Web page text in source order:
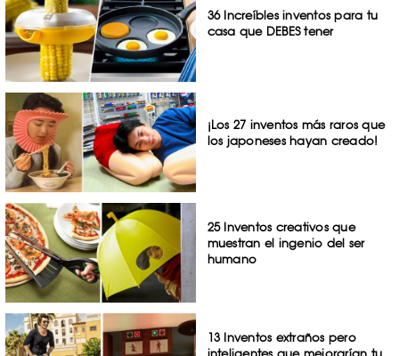
36 Increíbles inventos para tu
casa que DEBES tener
¡Los 27 inventos más raros que
los japoneses hayan creado!
25 Inventos creativos que
muestran el ingenio del ser
humano
13 Inventos extraños pero